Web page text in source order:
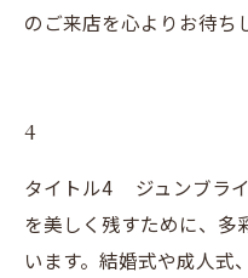
のご来店を心よりお待ち
4
タイトル4 ジュンブラ
を美しく残すために、多
います。結婚式や成人式